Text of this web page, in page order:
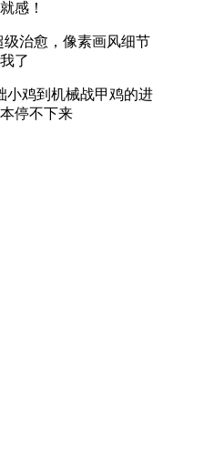
感！
级治愈，像素画风细节
了
小鸡到机械战甲鸡的进
停不下来